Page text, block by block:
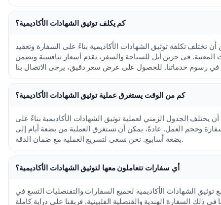
كم يكلف توثيق الشهادات الأكاديمية؟
أن تختلف تكلفة توثيق الشهادات الأكاديمية بناءً على السفارة وتعقيد
المعنية. في جرين أبل للسياحة والسفر، نقدم أسعار تنافسية ونضمن
كم من الوقت يستغرق عملية توثيق الشهادات الأكاديمية؟
يختلف الجدول الزمني لعملية توثيق الشهادات الأكاديمية بناءً على
وحجم العمل. عادةً، يمكن أن تستغرق العملية من بضعة أيام إلى
بضعة أسابيع. نحن نسعى لتسريع العملية مع ضمان الدقة.
أي سفارات تتعاملون معها لتوثيق الشهادات الأكاديمية؟
توثيق الشهادات الأكاديمية لجميع السفارات والتقنصليات التسع في
في ذلك السفارة الهندية والقنصلية الفلبينية. فريقنا على دراية كاملة